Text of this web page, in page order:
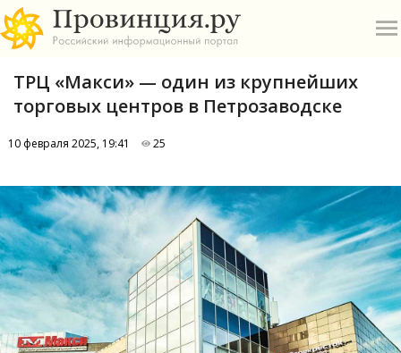
А
Б
В
О
П
ТРЦ «Макси» — один из крупнейших
торговых центров в Петрозаводске
10 февраля 2025, 19:41 25